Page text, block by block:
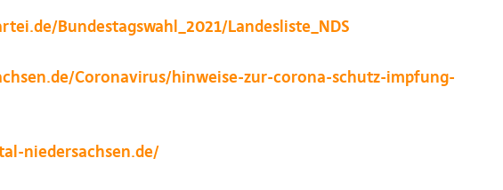
Bundestagswahl_2021/Landesliste_NDS
Coronavirus/hinweise-zur-corona-schutz-impfung-
niedersachsen.de/